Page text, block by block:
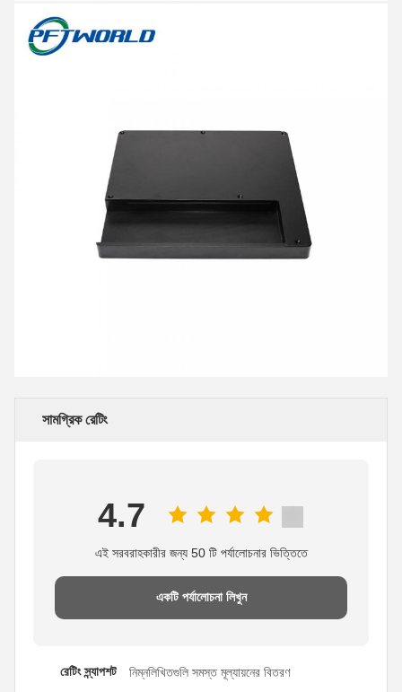
সামগ্রিক রেটিং
4.7
এই সরবরাহকারীর জন্য 50 টি পর্যালোচনার ভিত্তিতে
একটি পর্যালোচনা লিখুন
রেটিং স্ন্যাপশট নিম্নলিখিতগুলি সমস্ত মূল্যায়নের বিতরণ